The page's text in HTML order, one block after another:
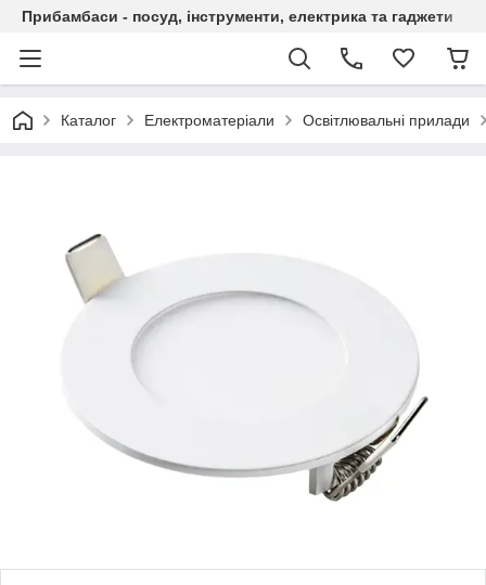
Прибамбаси - посуд, інструменти, електрика та гаджети
Каталог Електроматеріали Освітлювальні прилади